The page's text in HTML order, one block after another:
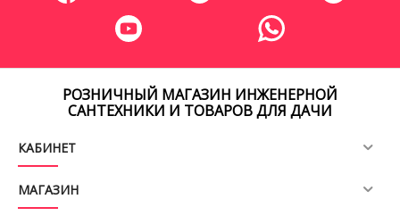
РОЗНИЧНЫЙ МАГАЗИН ИНЖЕНЕРНОЙ
САНТЕХНИКИ И ТОВАРОВ ДЛЯ ДАЧИ
КАБИНЕТ
МАГАЗИН